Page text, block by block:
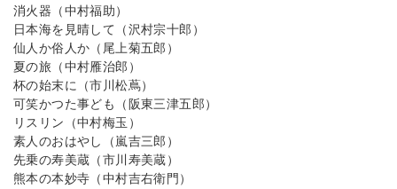
消火器（中村福助）
日本海を見晴して（沢村宗十郎）
仙人か俗人か（尾上菊五郎）
夏の旅（中村雁治郎）
杯の始末に（市川松蔦）
可笑かつた事ども（阪東三津五郎）
リスリン（中村梅玉）
素人のおはやし（嵐吉三郎）
先乗の寿美蔵（市川寿美蔵）
熊本の本妙寺（中村吉右衛門）